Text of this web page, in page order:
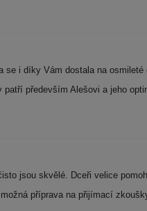
se i díky Vám dostala na
patří především Alešovi a jeho
jsou skvělé. Dceři velice
příprava na přijímací